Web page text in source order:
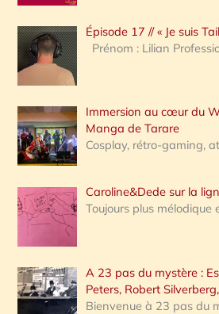
c
h
e
:
Épisode 17 // « Je suis
Prénom : Lilian
Immersion au cœur du
Manga de Tarare
Cosplay, rétro-gaming,
Caroline&Dede sur la
Toujours plus mélodique
A 23 pas du mystère :
Peters, Robert
Bienvenue à 23 pas du